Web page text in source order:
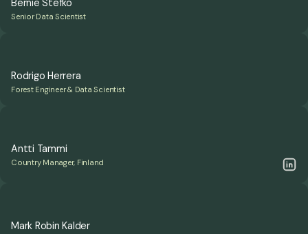
Bernie Stefko
Senior Data Scientist
Rodrigo Herrera
Forest Engineer & Data Scientist
Antti Tammi
Country Manager, Finland
Mark Robin Kalder